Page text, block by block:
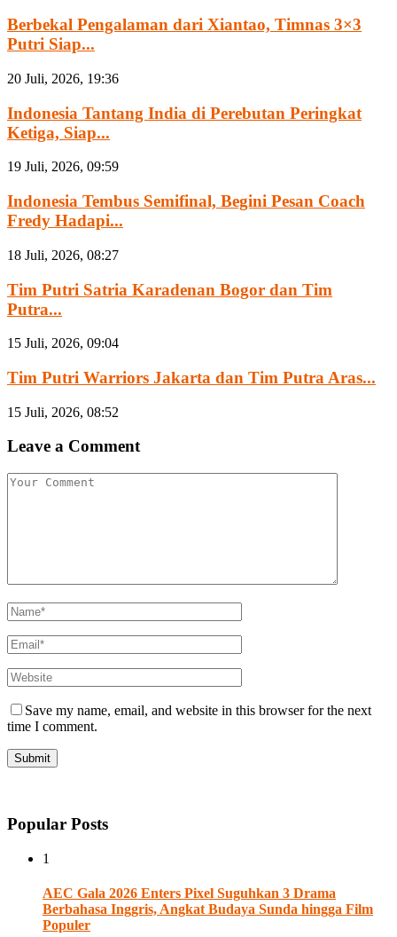
Berbekal Pengalaman dari Xiantao, Timnas 3×3
Putri Siap...
20 Juli, 2026, 19:36
Indonesia Tantang India di Perebutan Peringkat
Ketiga, Siap...
19 Juli, 2026, 09:59
Indonesia Tembus Semifinal, Begini Pesan Coach
Fredy Hadapi...
18 Juli, 2026, 08:27
Tim Putri Satria Karadenan Bogor dan Tim
Putra...
15 Juli, 2026, 09:04
Tim Putri Warriors Jakarta dan Tim Putra Aras...
15 Juli, 2026, 08:52
Leave a Comment
Save my name, email, and website in this browser for the next
time I comment.
Popular Posts
1
AEC Gala 2026 Enters Pixel Suguhkan 3 Drama
Berbahasa Inggris, Angkat Budaya Sunda hingga Film
Populer